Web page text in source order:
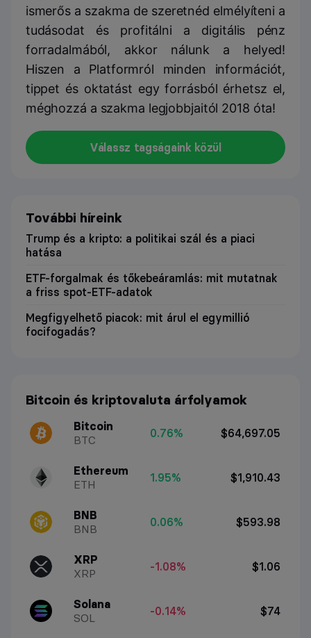
ismerős a szakma de szeretnéd elmélyíteni a
tudásodat és profitálni a digitális pénz
forradalmából, akkor nálunk a helyed!
Hiszen a Platformról minden információt,
tippet és oktatást egy forrásból érhetsz el,
méghozzá a szakma legjobbjaitól 2018 óta!
Válassz tagságaink közül
További híreink
Trump és a kripto: a politikai szál és a piaci
hatása
ETF-forgalmak és tőkebeáramlás: mit mutatnak
a friss spot-ETF-adatok
Megfigyelhető piacok: mit árul el egymillió
focifogadás?
Bitcoin és kriptovaluta árfolyamok
Bitcoin
BTC
0.76% $64,697.05
Ethereum
ETH
1.95% $1,910.43
BNB
BNB
0.06% $593.98
XRP
XRP
-1.08% $1.06
Solana
SOL
-0.14% $74